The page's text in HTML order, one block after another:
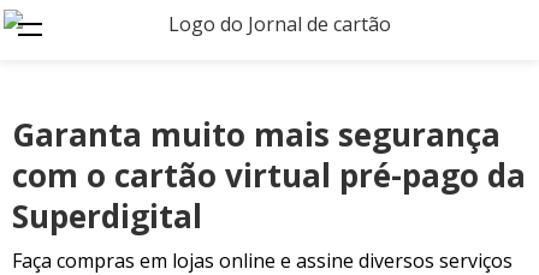
Garanta muito mais segurança
com o cartão virtual pré-pago da
Superdigital
Faça compras em lojas online e assine diversos serviços